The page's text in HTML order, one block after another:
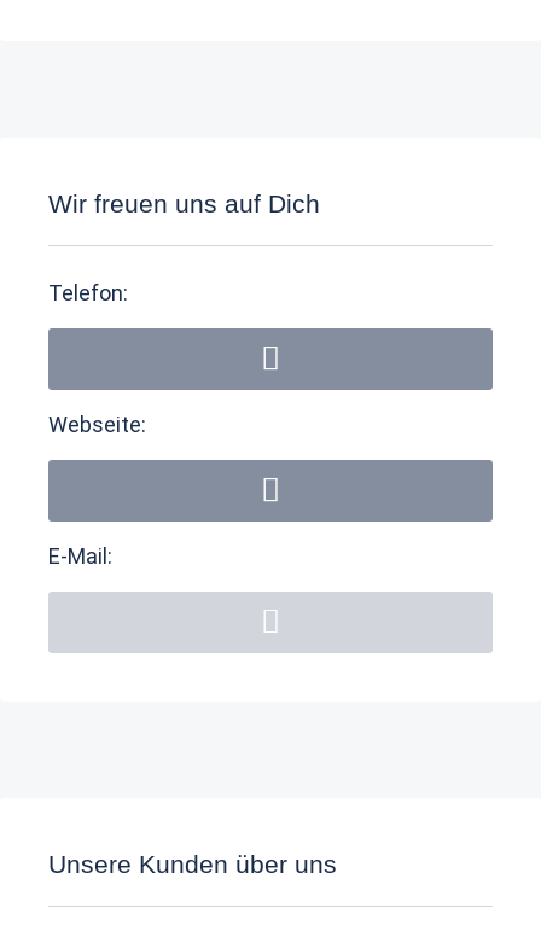
Wir freuen uns auf Dich
Telefon:
Webseite:
E-Mail:
Unsere Kunden über uns